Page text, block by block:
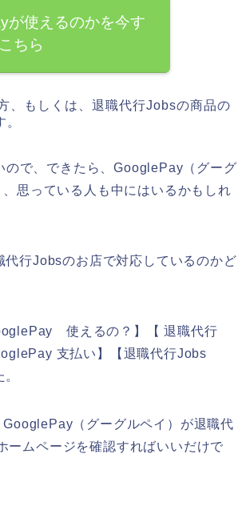
が使えるのかを今す
ちら
、もしくは、退職代行Jobsの商品の
で、できたら、GooglePay（グーグ
思っている人も中にはいるかもしれ
行Jobsのお店で対応しているのかど
使えるの？】【 退職代行
支払い】【退職代行Jobs
（グーグルペイ）が退職代
ームページを確認すればいいだけで